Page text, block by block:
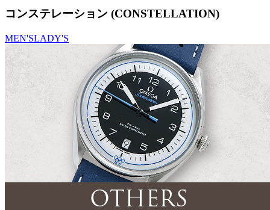
コンステレーション (CONSTELLATION)
MEN'SLADY'S